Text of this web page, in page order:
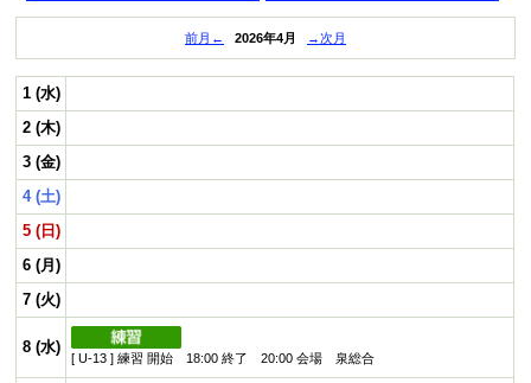
ブログ
プロフィール
リンク集
前月← 2026年4月 →次月
1 (水)
2 (木)
3 (金)
4 (土)
5 (日)
6 (月)
7 (火)
8 (水)
[ U-13 ] 練習 開始 18:00 終了 20:00 会場 泉総合